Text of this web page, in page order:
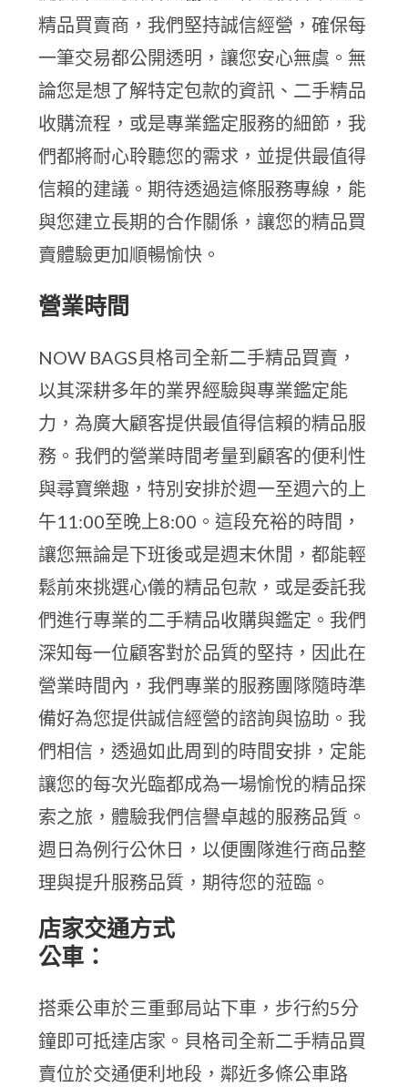
精品買賣商，我們堅持誠信經營，確保每
一筆交易都公開透明，讓您安心無虞。無
論您是想了解特定包款的資訊、二手精品
收購流程，或是專業鑑定服務的細節，我
們都將耐心聆聽您的需求，並提供最值得
信賴的建議。期待透過這條服務專線，能
與您建立長期的合作關係，讓您的精品買
賣體驗更加順暢愉快。
營業時間
NOW BAGS貝格司全新二手精品買賣，
以其深耕多年的業界經驗與專業鑑定能
力，為廣大顧客提供最值得信賴的精品服
務。我們的營業時間考量到顧客的便利性
與尋寶樂趣，特別安排於週一至週六的上
午11:00至晚上8:00。這段充裕的時間，
讓您無論是下班後或是週末休閒，都能輕
鬆前來挑選心儀的精品包款，或是委託我
們進行專業的二手精品收購與鑑定。我們
深知每一位顧客對於品質的堅持，因此在
營業時間內，我們專業的服務團隊隨時準
備好為您提供誠信經營的諮詢與協助。我
們相信，透過如此周到的時間安排，定能
讓您的每次光臨都成為一場愉悅的精品探
索之旅，體驗我們信譽卓越的服務品質。
週日為例行公休日，以便團隊進行商品整
理與提升服務品質，期待您的蒞臨。
店家交通方式
公車：
搭乘公車於三重郵局站下車，步行約5分
鐘即可抵達店家。貝格司全新二手精品買
賣位於交通便利地段，鄰近多條公車路